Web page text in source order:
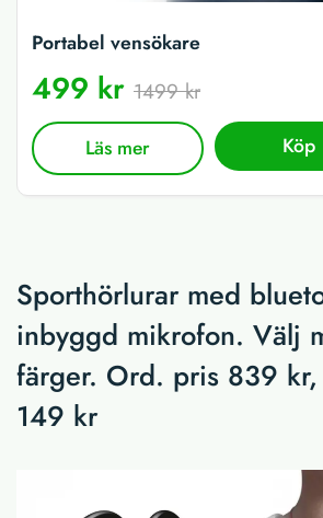
Portabel vensökare
499 kr 1499 kr
Läs mer Köp
Sporthörlurar med
inbyggd mikrofon. Välj
färger. Ord. pris 839
149 kr